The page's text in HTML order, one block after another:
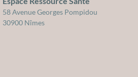
58 Avenue Georges Pompidou
30900 Nîmes